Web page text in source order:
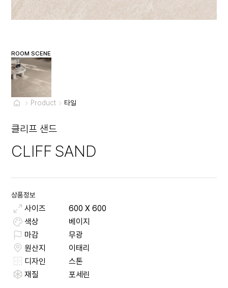
ROOM SCENE
Product 타일
클리프 샌드
CLIFF SAND
상품정보
사이즈 600 X 600
색상
베이지
마감
무광
원산지
이태리
디자인
스톤
재질
포세린